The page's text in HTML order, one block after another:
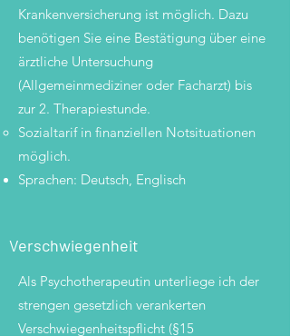
Krankenversicherung ist möglich. Dazu
benötigen Sie eine Bestätigung über eine
ärztliche Untersuchung
(Allgemeinmediziner oder Facharzt) bis
zur 2. Therapiestunde.​
Sozialtarif in finanziellen Notsituationen
möglich.
Sprachen: Deutsch, Englisch
Verschwiegenheit
Als Psychotherapeutin unterliege ich der
strengen gesetzlich verankerten
Verschwiegenheitspflicht (§15